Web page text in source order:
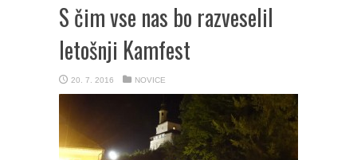
S čim vse nas bo razveselil
letošnji Kamfest
20. 7. 2016 NOVICE